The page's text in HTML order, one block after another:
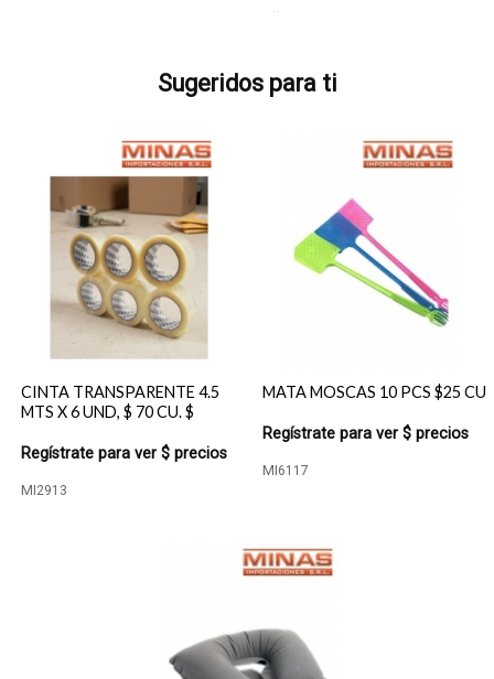
Sugeridos para ti
CINTA TRANSPARENTE 4.5
MTS X 6 UND, $ 70 CU. $
Regístrate para ver $ precios
MI2913
MATA MOSCAS 10 PCS $25 CU
Regístrate para ver $ precios
MI6117